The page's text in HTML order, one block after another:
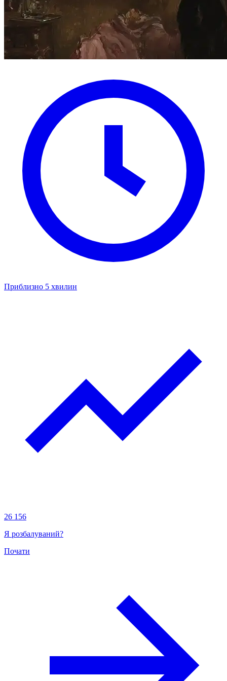
Приблизно 5 хвилин
26 156
Я розбалуваний?
Почати